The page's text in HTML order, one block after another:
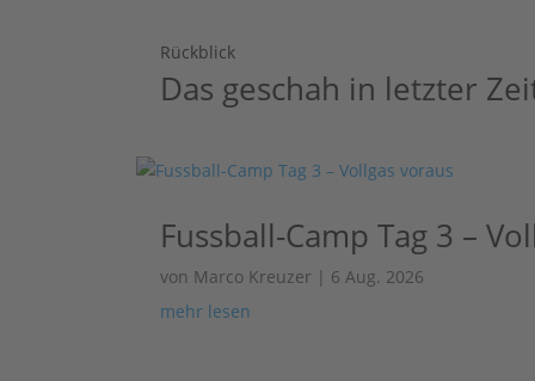
Rückblick
Das geschah in letzter
Fussball-Camp Tag 3 –
von Marco Kreuzer | 6 Aug. 2026
mehr lesen